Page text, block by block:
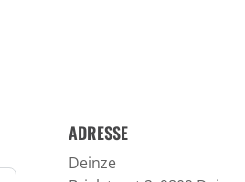
ADRESSE
Deinze